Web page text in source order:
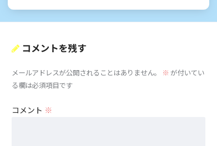
コメントを残す
メールアドレスが公開されることはありません。 ※が付いてい
る欄は必須項目です
コメント ※